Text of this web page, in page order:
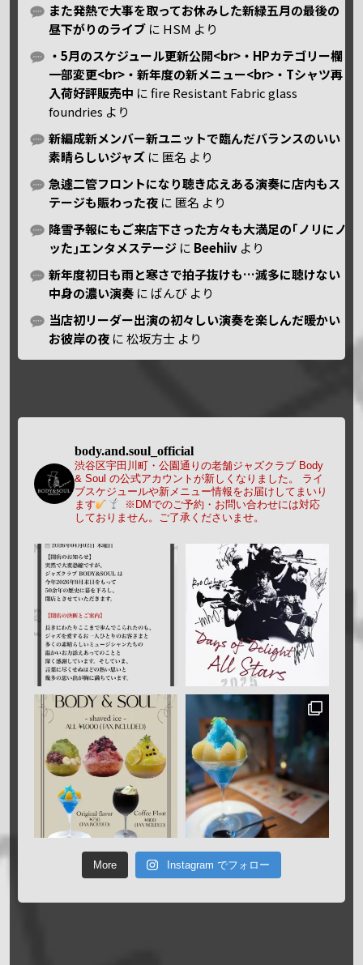
また発熱で大事を取ってお休みした新緑五月の最後の
昼下がりのライブ に HSM より
・5月のスケジュール更新公開<br>・HPカテゴリー欄
一部変更<br>・新年度の新メニュー<br>・Tシャツ再
入荷好評販売中 にfire Resistant Fabric glass
foundries より
新編成新メンバー新ユニットで臨んだバランスのいい
素晴らしいジャズ に 匿名 より
急遽二管フロントになり聴き応えある演奏に店内もス
テージも賑わった夜 に 匿名 より
降雪予報にもご来店下さった方々も大満足の｢ノリにノ
ッた｣エンタメステージ に Beehiiv より
新年度初日も雨と寒さで拍子抜けも…滅多に聴けない
中身の濃い演奏 に ばんび より
当店初リーダー出演の初々しい演奏を楽しんだ暖かい
お彼岸の夜 に松坂方士 より
body.and.soul_official
渋谷区宇田川町・公園通りの老舗ジャズクラブ Body
& Soul の公式アカウントが新しくなりました。
ライ
ブスケジュールや新メニュー情報をお届けしてまいり
ます
※DMでのご予約・お問い合わせには対応
しておりません。ご了承くださいませ。
More Instagram でフォロー